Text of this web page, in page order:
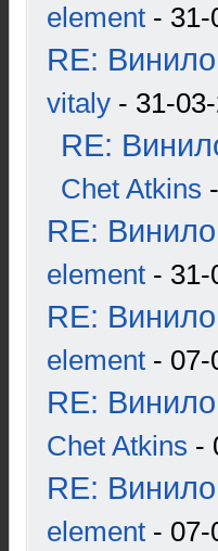
element - 31-
RE:
vitaly - 31-
RE:
Chet Atkins
RE:
element - 31-
RE:
element - 07-
RE:
Chet Atkins -
RE:
element - 07-